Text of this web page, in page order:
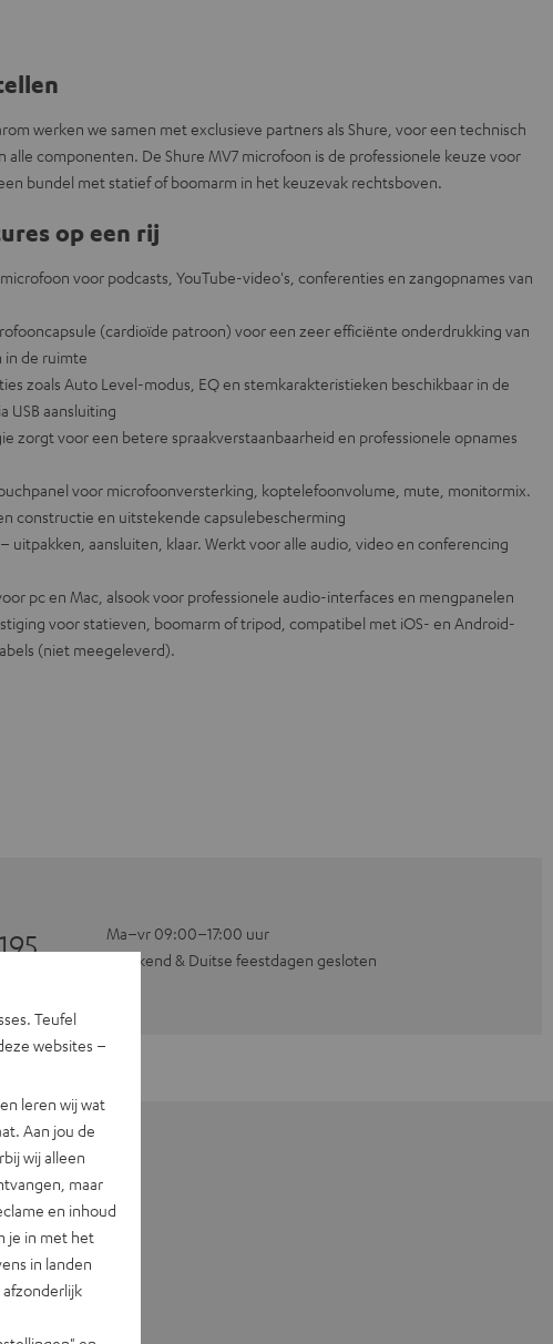
werken we samen met exclusieve partners als Shure, voor een technisch
alle componenten. De Shure MV7 microfoon is de professionele keuze voor
bundel met statief of boomarm in het keuzevak rechtsboven.
op een rij
voor podcasts, YouTube-video's, conferenties en zangopnames van
(cardioïde patroon) voor een zeer efficiënte onderdrukking van
in de ruimte
zoals Auto Level-modus, EQ en stemkarakteristieken beschikbaar in de
USB aansluiting
zorgt voor een betere spraakverstaanbaarheid en professionele opnames
voor microfoonversterking, koptelefoonvolume, mute, monitormix.
constructie en uitstekende capsulebescherming
uitpakken, aansluiten, klaar. Werkt voor alle audio, video en conferencing
pc en Mac, alsook voor professionele audio-interfaces en mengpanelen
voor statieven, boomarm of tripod, compatibel met iOS- en Android-
(niet meegeleverd).
Ma–vr 09:00–17:00 uur
Weekend & Duitse feestdagen gesloten
Teufel
websites –
leren wij wat
Aan jou de
wij alleen
maar
en inhoud
je in met het
in landen